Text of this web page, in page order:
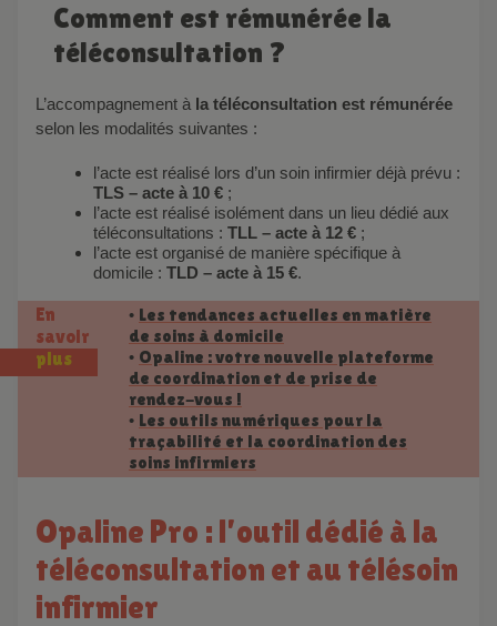
Comment est rémunérée la
téléconsultation ?
L’accompagnement à la téléconsultation est rémunérée
selon les modalités suivantes :
l’acte est réalisé lors d’un soin infirmier déjà prévu :
TLS – acte à 10 € ;
l’acte est réalisé isolément dans un lieu dédié aux
téléconsultations : TLL – acte à 12 € ;
l’acte est organisé de manière spécifique à
domicile : TLD – acte à 15 €.
En
savoir
plus
• Les tendances actuelles en matière
de soins à domicile
• Opaline : votre nouvelle plateforme
de coordination et de prise de
rendez-vous !
• Les outils numériques pour la
traçabilité et la coordination des
soins infirmiers
Opaline Pro : l’outil dédié à la
téléconsultation et au télésoin
infirmier